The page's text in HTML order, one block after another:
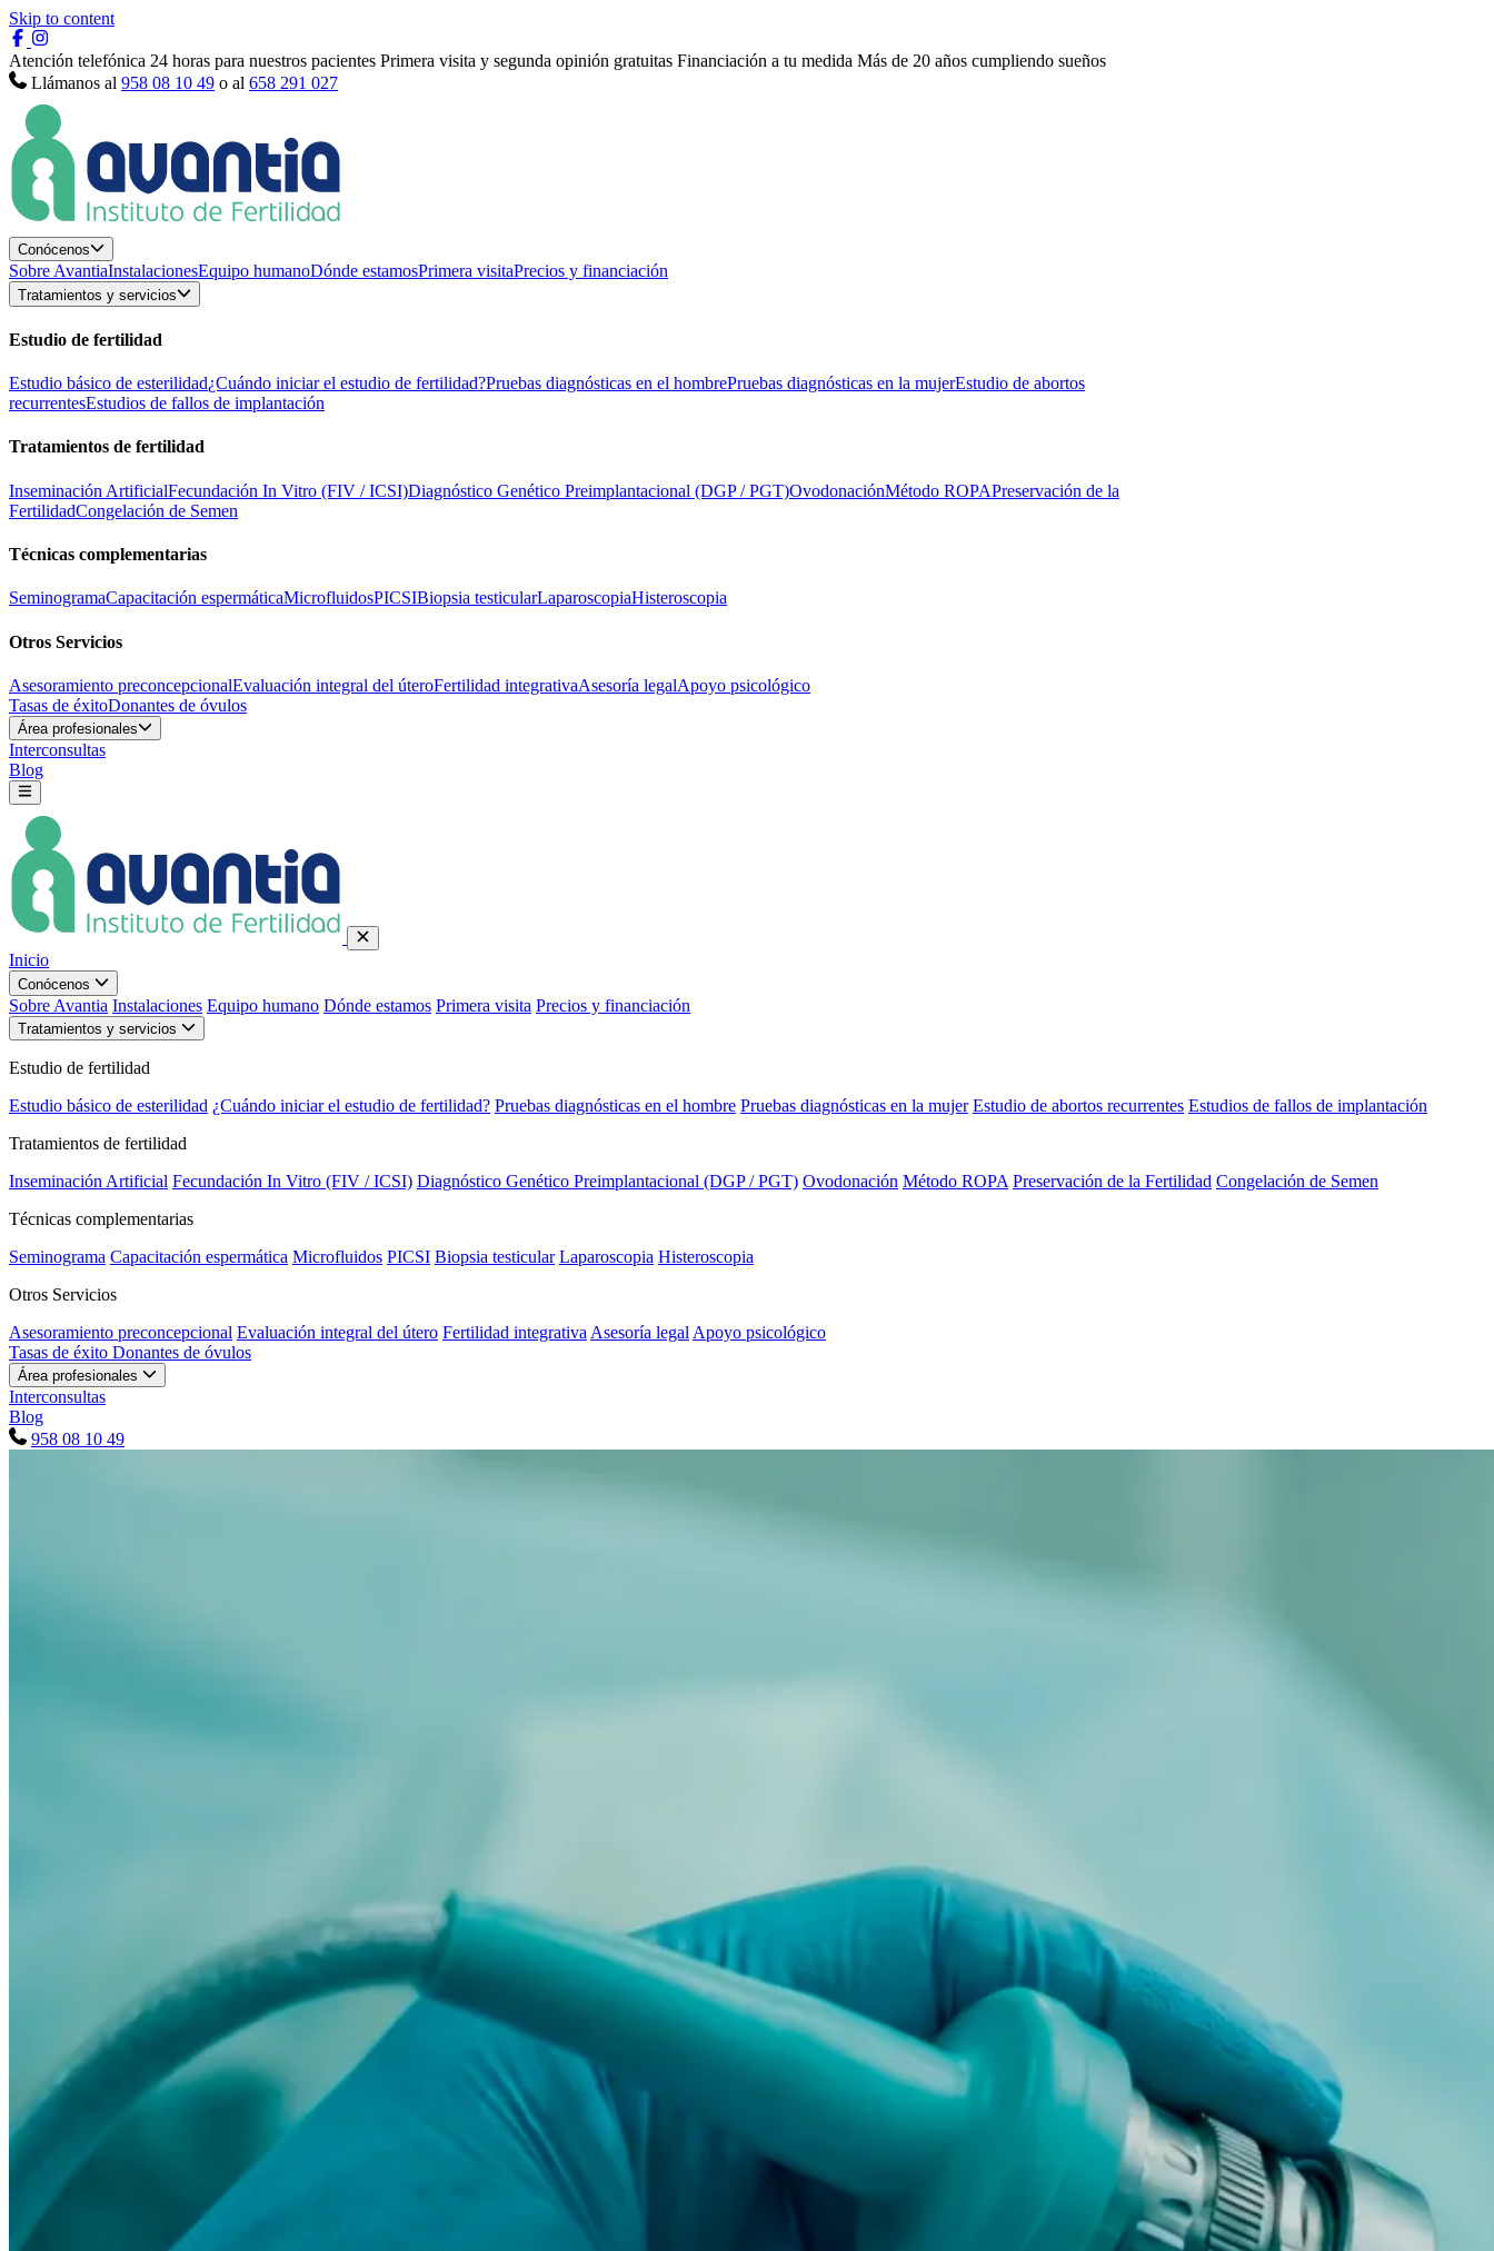
Skip to content
Atención telefónica 24 horas para nuestros pacientes Primera visita y segunda opinión gratuitas Financiación a tu medida Más de 20 años cumpliendo sueños
Llámanos al 958 08 10 49 o al 658 291 027
Conócenos
Sobre AvantiaInstalacionesEquipo humanoDónde estamosPrimera visitaPrecios y financiación
Tratamientos y servicios
Estudio de fertilidad
Estudio básico de esterilidad¿Cuándo iniciar el estudio de fertilidad?Pruebas diagnósticas en el hombrePruebas diagnósticas en la mujerEstudio de abortos
recurrentesEstudios de fallos de implantación
Tratamientos de fertilidad
Inseminación ArtificialFecundación In Vitro (FIV / ICSI)Diagnóstico Genético Preimplantacional (DGP / PGT)OvodonaciónMétodo ROPAPreservación de la
FertilidadCongelación de Semen
Técnicas complementarias
SeminogramaCapacitación espermáticaMicrofluidosPICSIBiopsia testicularLaparoscopiaHisteroscopia
Otros Servicios
Asesoramiento preconcepcionalEvaluación integral del úteroFertilidad integrativaAsesoría legalApoyo psicológico
Tasas de éxitoDonantes de óvulos
Área profesionales
Interconsultas
Blog
Inicio
Conócenos
Sobre Avantia Instalaciones Equipo humano Dónde estamos Primera visita Precios y financiación
Tratamientos y servicios
Estudio de fertilidad
Estudio básico de esterilidad ¿Cuándo iniciar el estudio de fertilidad? Pruebas diagnósticas en el hombre Pruebas diagnósticas en la mujer Estudio de abortos recurrentes Estudios de fallos de implantación
Tratamientos de fertilidad
Inseminación Artificial Fecundación In Vitro (FIV / ICSI) Diagnóstico Genético Preimplantacional (DGP / PGT) Ovodonación Método ROPA Preservación de la Fertilidad Congelación de Semen
Técnicas complementarias
Seminograma Capacitación espermática Microfluidos PICSI Biopsia testicular Laparoscopia Histeroscopia
Otros Servicios
Asesoramiento preconcepcional Evaluación integral del útero Fertilidad integrativa Asesoría legal Apoyo psicológico
Tasas de éxito Donantes de óvulos
Área profesionales
Interconsultas
Blog
958 08 10 49